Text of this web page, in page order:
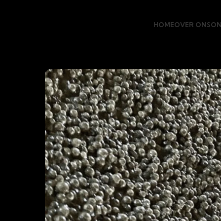
HOMEOVER ONS